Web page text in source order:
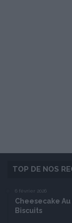
TOP DE NOS
6 février 2026
Cheesecake Au
Biscuits